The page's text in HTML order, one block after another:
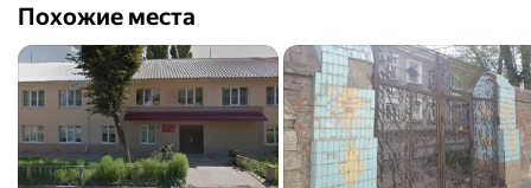
Похожие места